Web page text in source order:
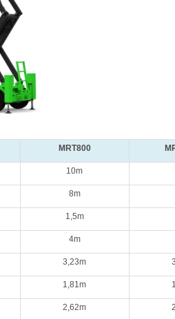
MRT800
10m
8m
1,5m
4m
3,23m
1,81m
2,62m